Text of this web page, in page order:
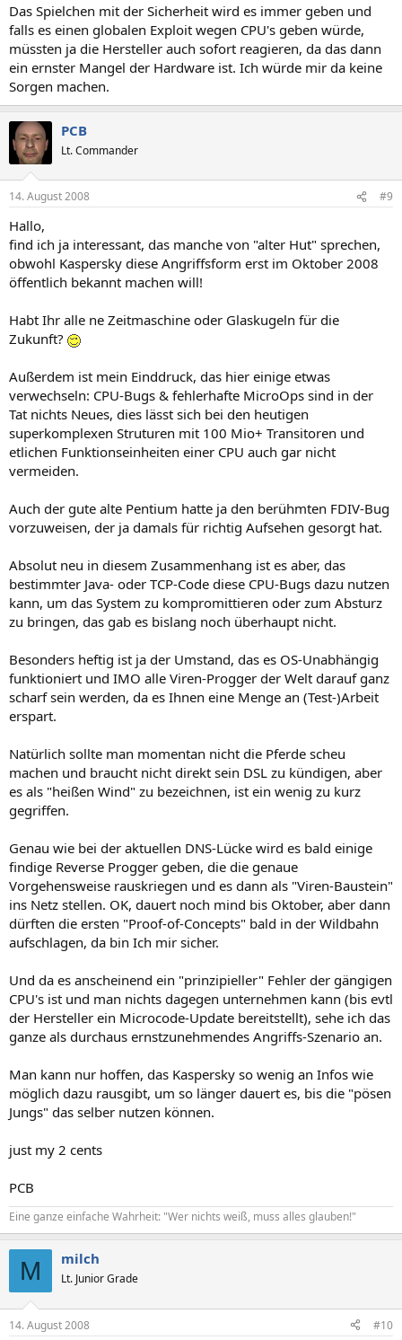
Das Spielchen mit der Sicherheit wird es immer geben und
falls es einen globalen Exploit wegen CPU's geben würde,
müssten ja die Hersteller auch sofort reagieren, da das dann
ein ernster Mangel der Hardware ist. Ich würde mir da keine
Sorgen machen.
PCB
Lt. Commander
14. August 2008 #9
Hallo,
find ich ja interessant, das manche von "alter Hut" sprechen,
obwohl Kaspersky diese Angriffsform erst im Oktober 2008
öffentlich bekannt machen will!
Habt Ihr alle ne Zeitmaschine oder Glaskugeln für die
Zukunft?
Außerdem ist mein Einddruck, das hier einige etwas
verwechseln: CPU-Bugs & fehlerhafte MicroOps sind in der
Tat nichts Neues, dies lässt sich bei den heutigen
superkomplexen Struturen mit 100 Mio+ Transitoren und
etlichen Funktionseinheiten einer CPU auch gar nicht
vermeiden.
Auch der gute alte Pentium hatte ja den berühmten FDIV-Bug
vorzuweisen, der ja damals für richtig Aufsehen gesorgt hat.
Absolut neu in diesem Zusammenhang ist es aber, das
bestimmter Java- oder TCP-Code diese CPU-Bugs dazu nutzen
kann, um das System zu kompromittieren oder zum Absturz
zu bringen, das gab es bislang noch überhaupt nicht.
Besonders heftig ist ja der Umstand, das es OS-Unabhängig
funktioniert und IMO alle Viren-Progger der Welt darauf ganz
scharf sein werden, da es Ihnen eine Menge an (Test-)Arbeit
erspart.
Natürlich sollte man momentan nicht die Pferde scheu
machen und braucht nicht direkt sein DSL zu kündigen, aber
es als "heißen Wind" zu bezeichnen, ist ein wenig zu kurz
gegriffen.
Genau wie bei der aktuellen DNS-Lücke wird es bald einige
findige Reverse Progger geben, die die genaue
Vorgehensweise rauskriegen und es dann als "Viren-Baustein"
ins Netz stellen. OK, dauert noch mind bis Oktober, aber dann
dürften die ersten "Proof-of-Concepts" bald in der Wildbahn
aufschlagen, da bin Ich mir sicher.
Und da es anscheinend ein "prinzipieller" Fehler der gängigen
CPU's ist und man nichts dagegen unternehmen kann (bis evtl
der Hersteller ein Microcode-Update bereitstellt), sehe ich das
ganze als durchaus ernstzunehmendes Angriffs-Szenario an.
Man kann nur hoffen, das Kaspersky so wenig an Infos wie
möglich dazu rausgibt, um so länger dauert es, bis die "pösen
Jungs" das selber nutzen können.
just my 2 cents
PCB
Eine ganze einfache Wahrheit: "Wer nichts weiß, muss alles glauben!"
M milch
Lt. Junior Grade
14. August 2008 #10